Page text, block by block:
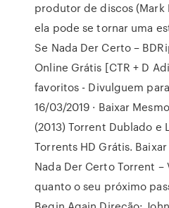
produtor de discos (Mark
ela pode se tornar uma
Se Nada Der Certo –
Online Grátis [CTR + D
favoritos - Divulguem
16/03/2019 · Baixar
(2013) Torrent Dublado e
Torrents HD Grátis.
Nada Der Certo Torrent –
quanto o seu próximo